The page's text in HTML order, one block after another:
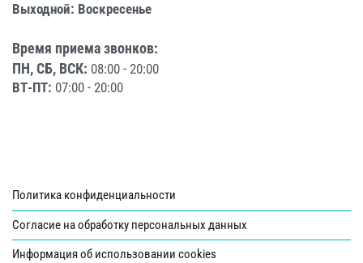
Выходной: Воскресенье
Время приема звонков:
ПН, СБ, ВСК: 08:00 - 20:00
ВТ-ПТ: 07:00 - 20:00
Политика конфиденциальности
Согласие на обработку персональных данных
Информация об использовании cookies